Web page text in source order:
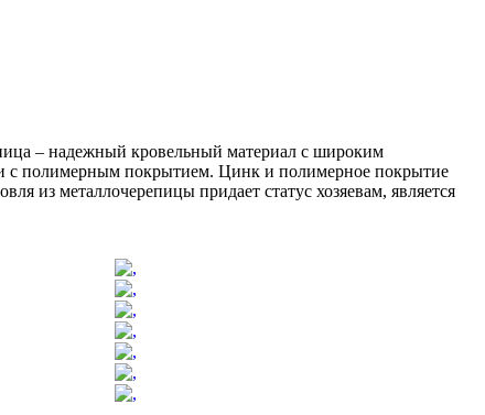
– надежный кровельный материал с широким
с полимерным покрытием. Цинк и полимерное покрытие
из металлочерепицы придает статус хозяевам, является